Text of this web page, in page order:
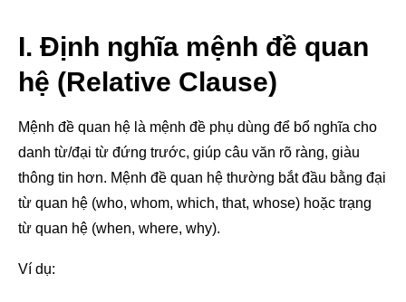
I. Định nghĩa mệnh đề quan
hệ (Relative Clause)
Mệnh đề quan hệ là mệnh đề phụ dùng để bổ nghĩa cho
danh từ/đại từ đứng trước, giúp câu văn rõ ràng, giàu
thông tin hơn. Mệnh đề quan hệ thường bắt đầu bằng đại
từ quan hệ (who, whom, which, that, whose) hoặc trạng
từ quan hệ (when, where, why).
Ví dụ: